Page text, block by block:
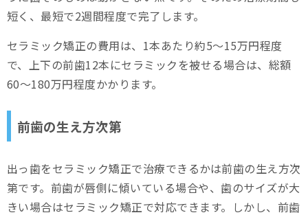
歯茎とセラミックの間に隙間がある
セラミックがかける場合も
口元のお悩みなら、スマイルモア矯正
短く、最短で2週間程度で完了します。
セラミック矯正の費用は、1本あたり約5～15万円程度
で、上下の前歯12本にセラミックを被せる場合は、総額
60～180万円程度かかります。
前歯の生え方次第
出っ歯をセラミック矯正で治療できるかは前歯の生え方次
第です。前歯が唇側に傾いている場合や、歯のサイズが大
きい場合はセラミック矯正で対応できます。しかし、前歯